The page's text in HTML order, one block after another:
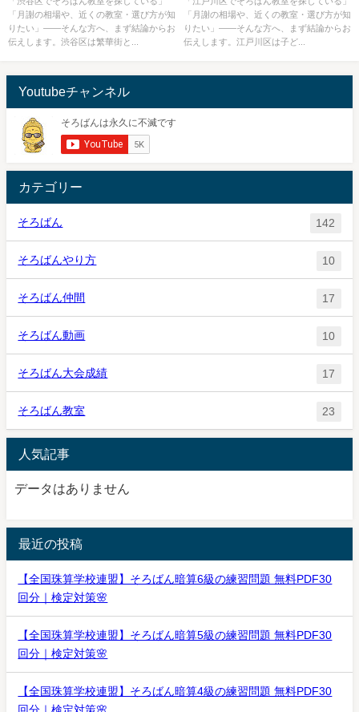
「月謝の相場や、近くの教室・選び方が知
りたい」——そんな方へ、まず結論からお
伝えします。渋谷区は繁華街と...
「月謝の相場や、近くの教室・選び方が知
りたい」——そんな方へ、まず結論からお
伝えします。江戸川区は子ど...
Youtubeチャンネル
カテゴリー
そろばん 142
そろばんやり方 10
そろばん仲間 17
そろばん動画 10
そろばん大会成績 17
そろばん教室 23
人気記事
データはありません
最近の投稿
【全国珠算学校連盟】そろばん暗算6級の練習問題 無料PDF30
回分｜検定対策🌸
【全国珠算学校連盟】そろばん暗算5級の練習問題 無料PDF30
回分｜検定対策🌸
【全国珠算学校連盟】そろばん暗算4級の練習問題 無料PDF30
回分｜検定対策🌸